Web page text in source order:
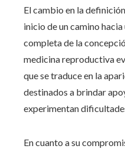
El cambio en la
inicio de un camino
completa de la
medicina reproductiva
que se traduce en la
destinados a brindar
experimentan
En cuanto a su